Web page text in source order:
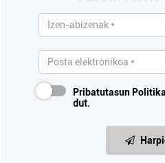
Pribatutasun Politika
dut.